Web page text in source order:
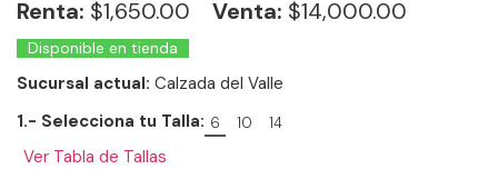
Renta: $1,650.00 Venta: $14,000.00
Disponible en tienda
Sucursal actual: Calzada del Valle
1.- Selecciona tu Talla: 6 10 14
Ver Tabla de Tallas